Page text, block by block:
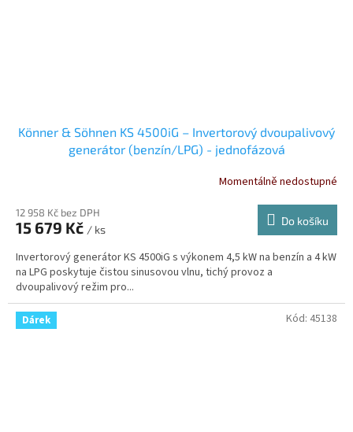
Könner & Söhnen KS 4500iG – Invertorový dvoupalivový
generátor (benzín/LPG) - jednofázová
Momentálně nedostupné
12 958 Kč bez DPH
15 679 Kč / ks
Do košíku
Invertorový generátor KS 4500iG s výkonem 4,5 kW na benzín a 4 kW
na LPG poskytuje čistou sinusovou vlnu, tichý provoz a
dvoupalivový režim pro...
Dárek Kód: 45138